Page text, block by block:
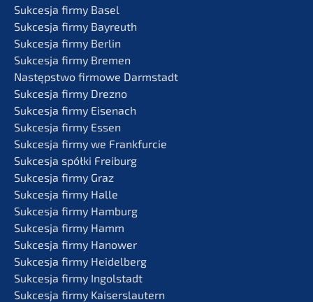
Sukces­ja firmy Basel
Sukces­ja firmy Bayreuth
Sukces­ja firmy Berlin
Sukces­ja firmy Bremen
Następst­wo firmo­we Darmstadt
Sukces­ja firmy Drezno
Sukces­ja firmy Eisenach
Sukces­ja firmy Essen
Sukces­ja firmy we Frankfurcie
Sukces­ja spółki Freiburg
Sukces­ja firmy Graz
Sukces­ja firmy Halle
Sukces­ja firmy Hamburg
Sukces­ja firmy Hamm
Sukces­ja firmy Hanower
Sukces­ja firmy Heidelberg
Sukces­ja firmy Ingolstadt
Sukces­ja firmy Kaiserslautern